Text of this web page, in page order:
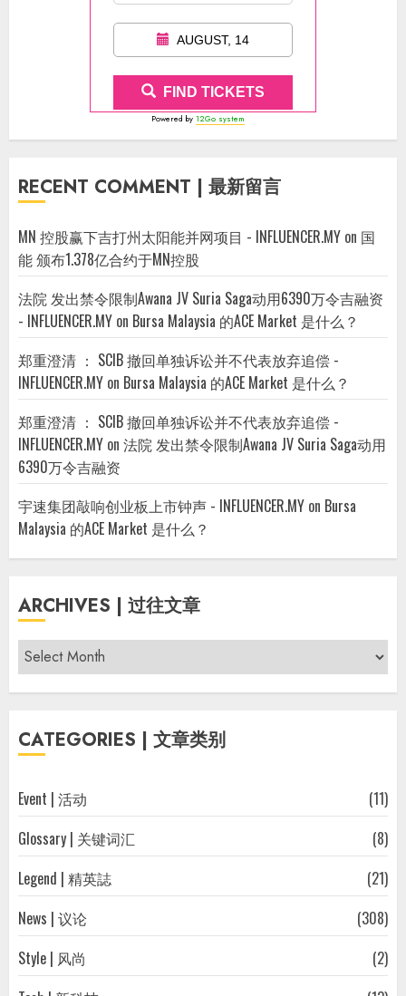
AUGUST, 14
FIND TICKETS
Powered by 12Go system
RECENT COMMENT | 最新留言
MN 控股赢下吉打州太阳能并网项目 - INFLUENCER.MY on 国
能 颁布1.378亿合约于MN控股
法院 发出禁令限制Awana JV Suria Saga动用6390万令吉融资
- INFLUENCER.MY on Bursa Malaysia 的ACE Market 是什么？
郑重澄清 ： SCIB 撤回单独诉讼并不代表放弃追偿 -
INFLUENCER.MY on Bursa Malaysia 的ACE Market 是什么？
郑重澄清 ： SCIB 撤回单独诉讼并不代表放弃追偿 -
INFLUENCER.MY on 法院 发出禁令限制Awana JV Suria Saga动用
6390万令吉融资
宇速集团敲响创业板上市钟声 - INFLUENCER.MY on Bursa
Malaysia 的ACE Market 是什么？
ARCHIVES | 过往文章
Archives
|
过
文
CATEGORIES | 文章类别
Event | 活动
(11)
Glossary | 关键词汇
(8)
Legend | 精英誌
(21)
News | 议论
(308)
Style | 风尚
(2)